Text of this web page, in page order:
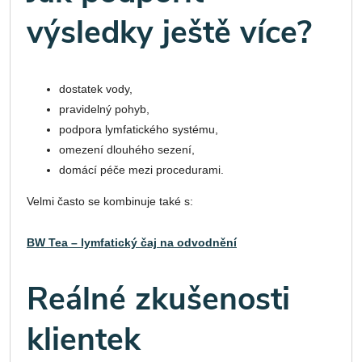
výsledky ještě více?
dostatek vody,
pravidelný pohyb,
podpora lymfatického systému,
omezení dlouhého sezení,
domácí péče mezi procedurami.
Velmi často se kombinuje také s:
BW Tea – lymfatický čaj na odvodnění
Reálné zkušenosti
klientek